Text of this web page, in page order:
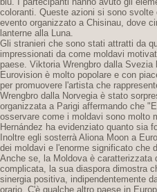
coloranti. Queste azioni si sono
evento organizzato a Chisinau, dove
lanterne alla Luna.
Gli stranieri che sono stati attratti da
impressionati da come moldavi
paese. Viktoria Wrengbro dalla
Eurovision è molto popolare e con
per promuovere l'artista che
Wrengbro dalla Norvegia è stato
organizzata a Parigi affermando che
osservare come i moldavi sono molto
Hernández ha evidenziato quanto sia
Inoltre egli sosterrà Aliona Moon a
dei moldavi e l'enorme significato che
Anche se, la Moldova è caratterizzata
complicata, la sua diaspora dimostra
sinergia positiva, indipendentemente
orario. C'è qualche altro paese in